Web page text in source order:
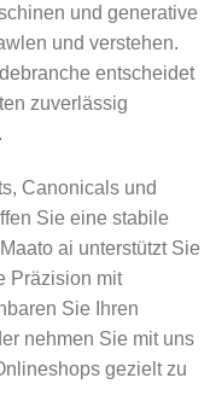
und generative
und verstehen.
entscheidet
zuverlässig
Canonicals und
Sie eine stabile
ai unterstützt Sie
Präzision mit
Sie Ihren
nehmen Sie mit uns
gezielt zu